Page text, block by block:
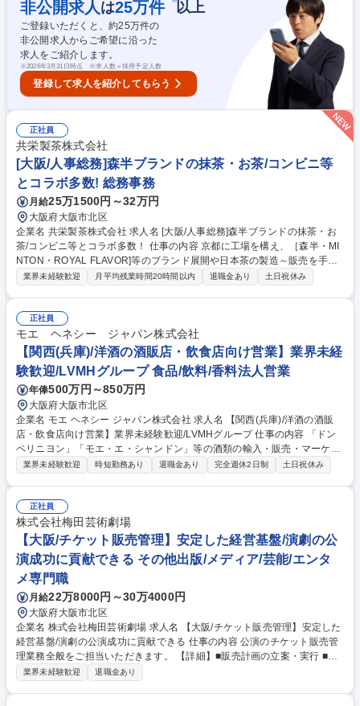
環境です。 ★入社直後は上司が営業先リストを作成し、提供いただけま
す！まずは提案に集中して営業スキルを磨き、徐々に自身でターゲット設
定を行うステップアップが可能です。入社後は1日3件程度の商談を実施い
ただくイメージで、週次の会議でも気軽に相談可能ですのでご安心くださ
い。 募集職種 【大阪】法人営業/SNSで話題の冷凍宅配弁当『nosh』/年
休120日
非公開求人 は25万件 以上
ご登録いただくと、約25万件の
非公開求人からご希望に沿った
求人をご紹介します。
※2026年3月31日時点 ※求人数＝採用予定人数
登録して求人を紹介してもらう
正社員
共栄製茶株式会社
[大阪/人事総務]森半ブランドの抹茶・お茶/コンビニ等
とコラボ多数! 総務事務
月給25万1500円～32万円
大阪府大阪市北区
企業名 共栄製茶株式会社 求人名 [大阪/人事総務]森半ブランドの抹茶・お
茶/コンビニ等とコラボ多数！ 仕事の内容 京都に工場を構え、［森半・MI
NTON・ROYAL FLAVOR]等のブランド展開や日本茶の製造～販売を手掛
ける当社にて、人事・労務・総務に関わる幅広い実務をお任せいたしま
どの総務・庶務業務 ■人事業務（採用、研修、人事管理） 募集職種 [大阪/
人事総務]森半ブランドの抹茶・お茶/コンビニ等とコラボ多数！
業界未経験歓迎 月平均残業時間20時間以内 退職金あり 土日祝休み
正社員
モエ ヘネシー ジャパン株式会社
【関西(兵庫)/洋酒の酒販店・飲食店向け営業】業界未経
験歓迎/LVMHグループ 食品/飲料/香料法人営業
年俸500万円～850万円
大阪府大阪市北区
企業名 モエ ヘネシー ジャパン株式会社 求人名 【関西(兵庫)/洋酒の酒販
店・飲食店向け営業】業界未経験歓迎/LVMHグループ 仕事の内容 「ドン
ペリニヨン」「モエ・エ・シャンドン」等の酒類の輸入・販売・マーケテ
ィングを手掛ける業界のリーディングカンパニーである当社で、酒販店・
店舗拡大に向けたキャンペーン・販促企画の立案/実施 【やりがい】酒類
業界において圧倒的な地位にある製品を複数保有。自社製品をお客様へ多
く売るだけではなく、その先のお客様自身の「体験」に付加価値を付けて
います。長年培ってきた当社のブランド力とLVMHグループならではのダ
イナミックさは他で味わうことができません。 募集職種 【関西(兵庫)/洋
酒の酒販店・飲食店向け営業】業界未経験歓迎/LVMHグループ
業界未経験歓迎 時短勤務あり 退職金あり 完全週休2日制 土日祝休み
正社員
株式会社梅田芸術劇場
【大阪/チケット販売管理】安定した経営基盤/演劇の公
演成功に貢献できる その他出版/メディア/芸能/エンタ
メ専門職
月給22万8000円～30万4000円
大阪府大阪市北区
企業名 株式会社梅田芸術劇場 求人名 【大阪/チケット販売管理】安定した
経営基盤/演劇の公演成功に貢献できる 仕事の内容 公演のチケット販売管
理業務全般をご担当いただきます。 【詳細】■販売計画の立案・実行 ■出
演者事務所及びプレイガイドとの販売調整■チケットに関する契約業務 ※
業界未経験歓迎 退職金あり